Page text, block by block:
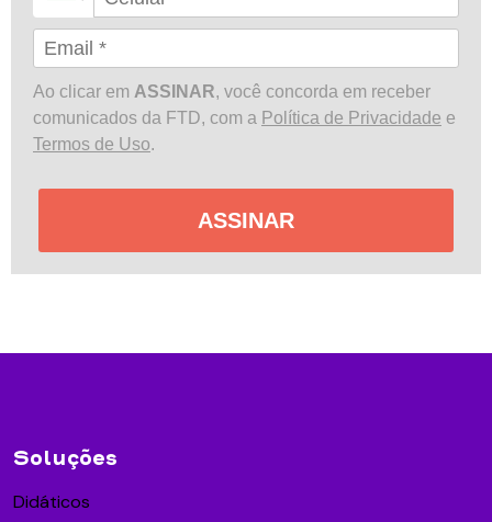
Ao clicar em ASSINAR, você concorda em receber
comunicados da FTD, com a Política de Privacidade e
Termos de Uso.
ASSINAR
Soluções
Didáticos